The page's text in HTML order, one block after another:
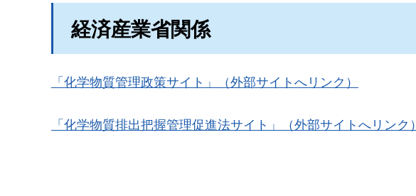
経済産業省関係
「化学物質管理政策サイト」（外部サイトへリンク）
「化学物質排出把握管理促進法サイト」（外部サイトへリンク）